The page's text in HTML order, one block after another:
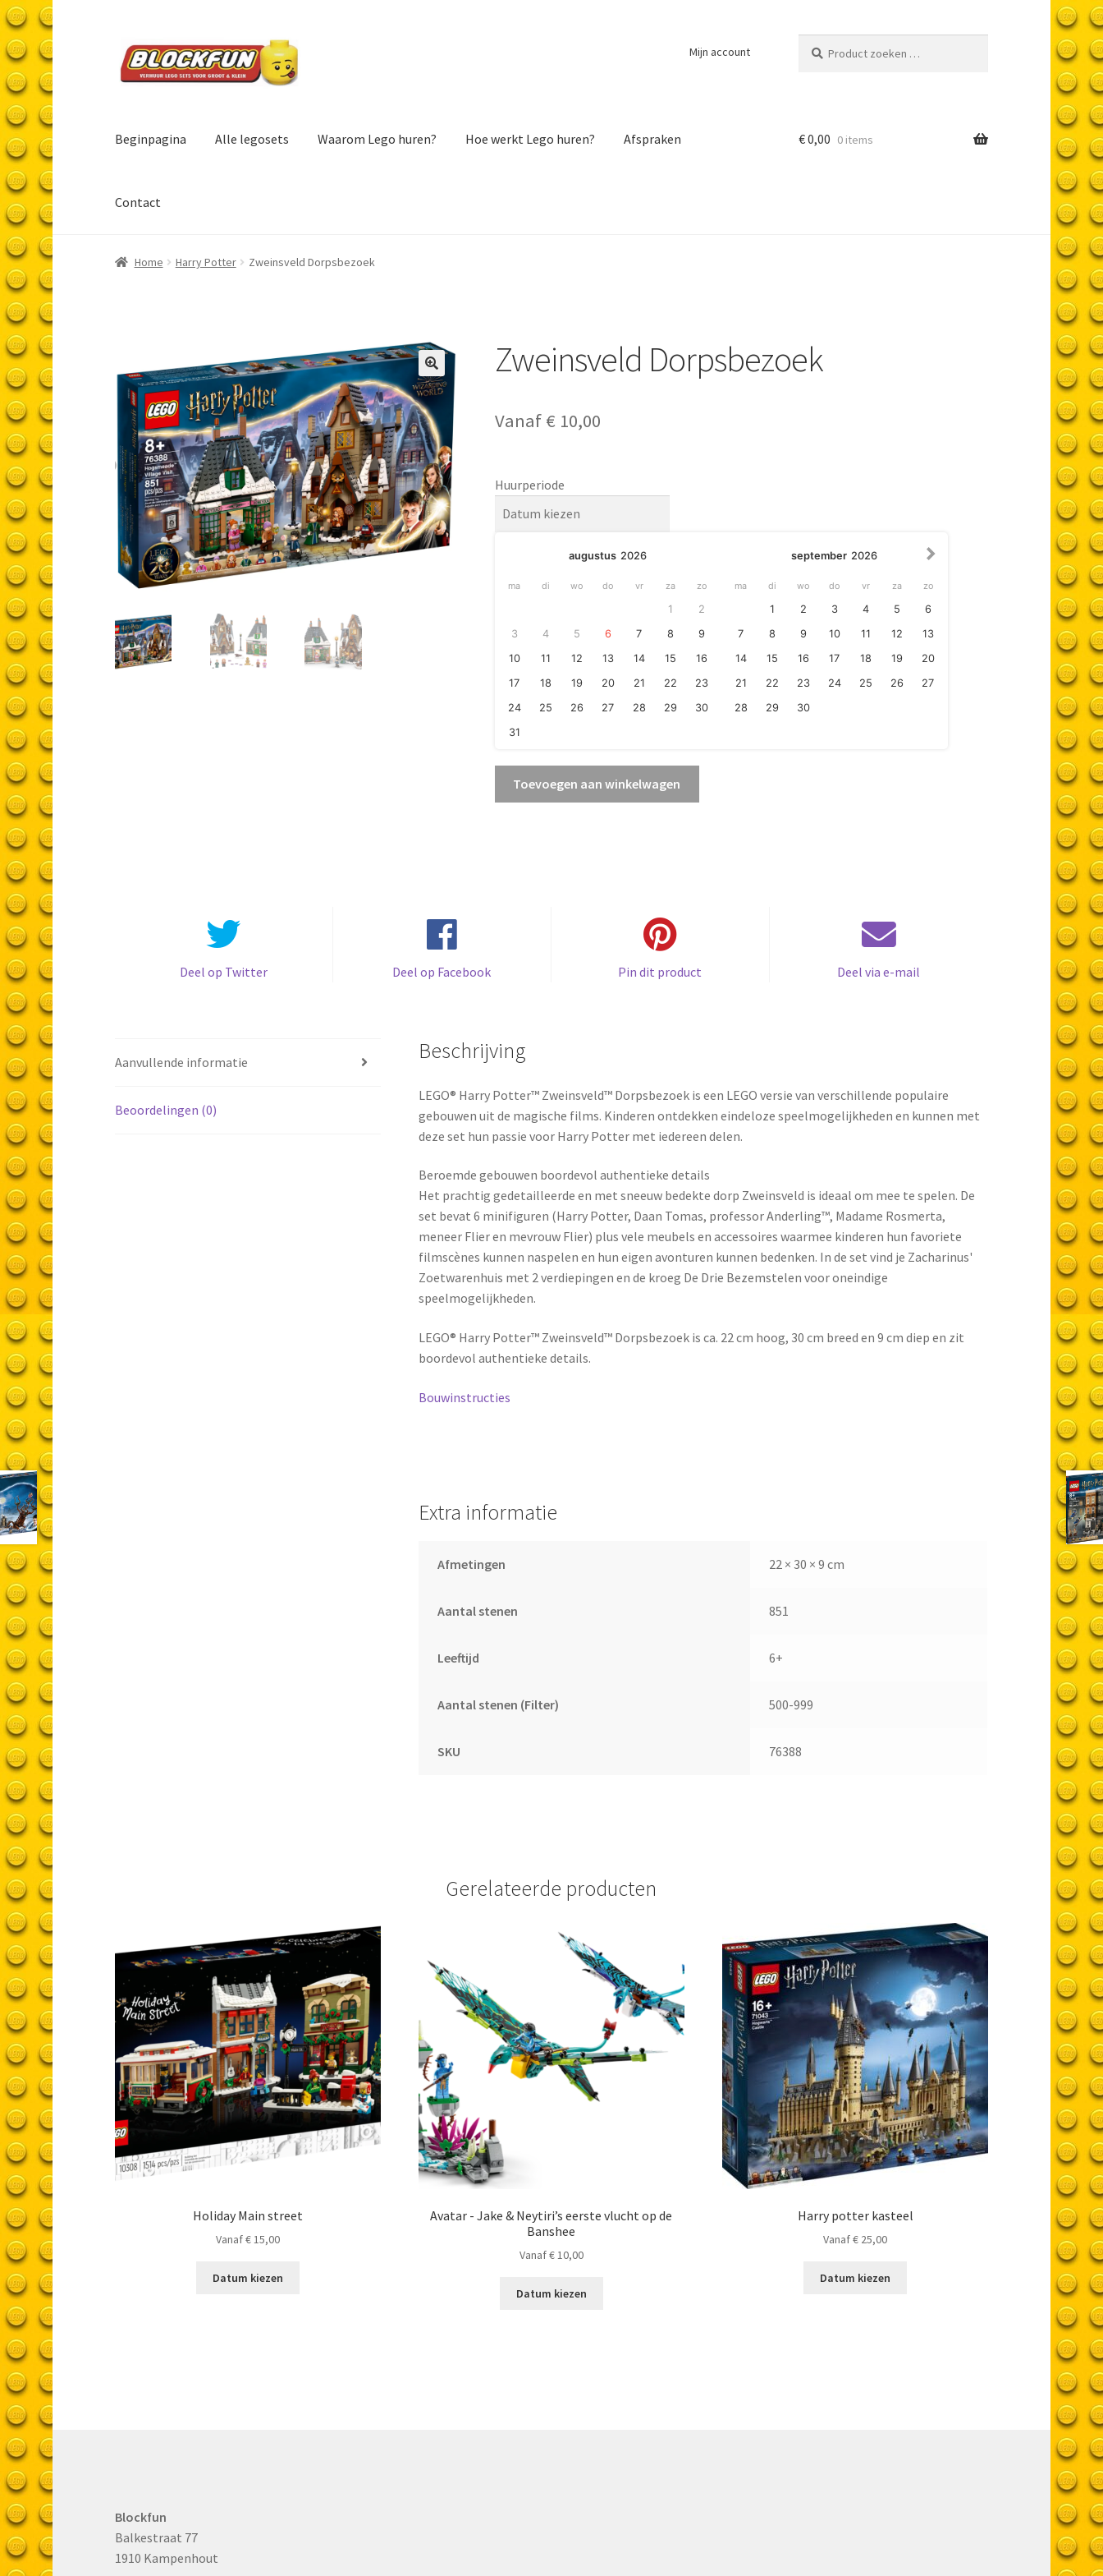
door
naar
naar
de
Mijn account
zoeken
Beginpagina Alle legosets Waarom Lego huren? Hoe werkt Lego huren? Afspraken
Contact
€0,00 0 items
Home Harry Potter Zweinsveld Dorpsbezoek
🔍
Zweinsveld Dorpsbezoek
Vanaf € 10,00
Huurperiode
augustus 2026
ma di wo do vr za zo
1
2
3
4 5 6 7 8
9
10
11 12 13 14 15
16
17
18 19 20 21 22
23
24
25 26 27 28 29
30
31
september 2026
ma di wo do vr za zo
1 2 3 4 5
6
7
8 9 10 11 12
13
14
15 16 17 18 19
20
21
22 23 24 25 26
27
28
29 30
Dorpsbezoek
Toevoegen aan winkelwagen
Deel op Twitter Deel op Facebook Pin dit product Deel via e-mail
Aanvullende informatie
Beoordelingen (0)
Beschrijving
LEGO® Harry Potter™ Zweinsveld™ Dorpsbezoek is een LEGO versie van verschillende populaire
gebouwen uit de magische films. Kinderen ontdekken eindeloze speelmogelijkheden en kunnen met
deze set hun passie voor Harry Potter met iedereen delen.
Beroemde gebouwen boordevol authentieke details
Het prachtig gedetailleerde en met sneeuw bedekte dorp Zweinsveld is ideaal om mee te spelen. De
set bevat 6 minifiguren (Harry Potter, Daan Tomas, professor Anderling™, Madame Rosmerta,
meneer Flier en mevrouw Flier) plus vele meubels en accessoires waarmee kinderen hun favoriete
filmscènes kunnen naspelen en hun eigen avonturen kunnen bedenken. In de set vind je Zacharinus'
Zoetwarenhuis met 2 verdiepingen en de kroeg De Drie Bezemstelen voor oneindige
speelmogelijkheden.
LEGO® Harry Potter™ Zweinsveld™ Dorpsbezoek is ca. 22 cm hoog, 30 cm breed en 9 cm diep en zit
boordevol authentieke details.
Bouwinstructies
Extra informatie
Afmetingen 22 × 30 × 9 cm
Aantal stenen 851
Leeftijd 6+
Aantal stenen (Filter) 500-999
SKU 76388
Gerelateerde producten
Holiday Main street
Vanaf€15,00
Datum kiezen
Avatar - Jake & Neytiri’s eerste vlucht op de
Banshee
Vanaf€10,00
Datum kiezen
Harry potter kasteel
Vanaf€ 25,00
Datum kiezen
Blockfun
Balkestraat 77
1910 Kampenhout